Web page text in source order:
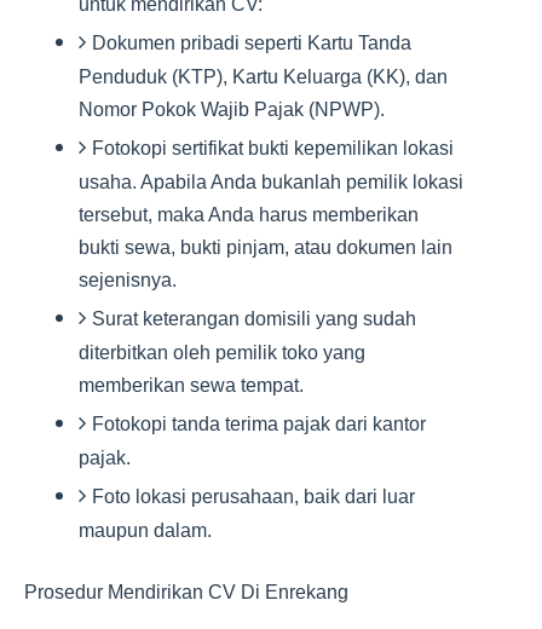
Dokumen pribadi seperti Kartu Tanda
Penduduk (KTP), Kartu Keluarga (KK), dan
Nomor Pokok Wajib Pajak (NPWP).
Fotokopi sertifikat bukti kepemilikan lokasi
usaha. Apabila Anda bukanlah pemilik lokasi
tersebut, maka Anda harus memberikan
bukti sewa, bukti pinjam, atau dokumen lain
sejenisnya.
Surat keterangan domisili yang sudah
diterbitkan oleh pemilik toko yang
memberikan sewa tempat.
Fotokopi tanda terima pajak dari kantor
pajak.
Foto lokasi perusahaan, baik dari luar
maupun dalam.
Prosedur Mendirikan CV Di Enrekang